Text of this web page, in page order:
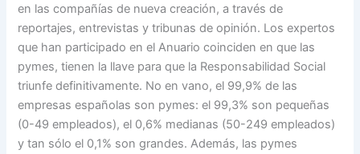
en las compañías de nueva creación, a través de
reportajes, entrevistas y tribunas de opinión. Los expertos
que han participado en el Anuario coinciden en que las
pymes, tienen la llave para que la Responsabilidad Social
triunfe definitivamente. No en vano, el 99,9% de las
empresas españolas son pymes: el 99,3% son pequeñas
(0-49 empleados), el 0,6% medianas (50-249 empleados)
y tan sólo el 0,1% son grandes. Además, las pymes